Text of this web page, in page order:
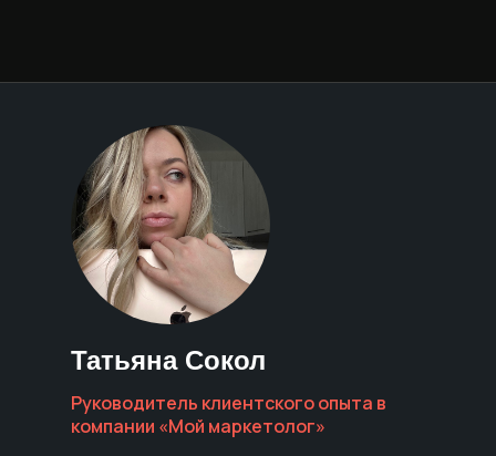
Руководитель клиентского опыта в
компании «Мой маркетолог»
Татьяна Сокол